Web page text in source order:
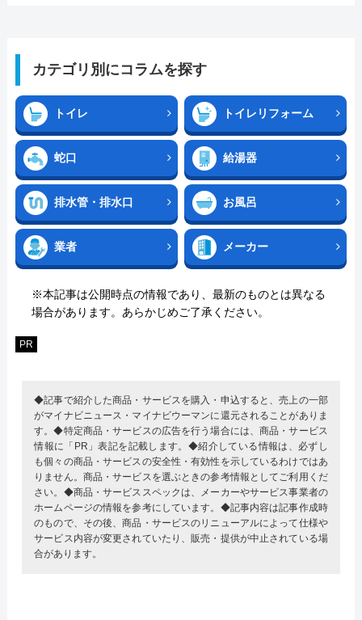
カテゴリ別にコラムを探す
トイレ トイレリフォーム
蛇口 給湯器
排水管・排水口 お風呂
業者 メーカー
※本記事は公開時点の情報であり、最新のものとは異なる
場合があります。あらかじめご了承ください。
PR
◆記事で紹介した商品・サービスを購入・申込すると、売上の一部
がマイナビニュース・マイナビウーマンに還元されることがありま
す。◆特定商品・サービスの広告を行う場合には、商品・サービス
情報に「PR」表記を記載します。◆紹介している情報は、必ずし
も個々の商品・サービスの安全性・有効性を示しているわけではあ
りません。商品・サービスを選ぶときの参考情報としてご利用くだ
さい。◆商品・サービススペックは、メーカーやサービス事業者の
ホームページの情報を参考にしています。◆記事内容は記事作成時
のもので、その後、商品・サービスのリニューアルによって仕様や
サービス内容が変更されていたり、販売・提供が中止されている場
合があります。